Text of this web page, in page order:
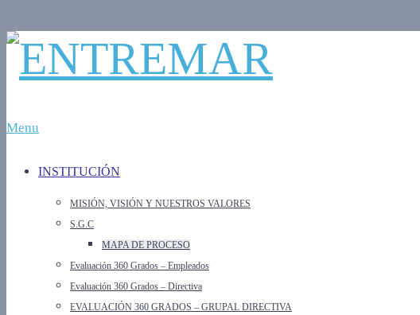
Menu
INSTITUCIÓN
MISIÓN, VISIÓN Y NUESTROS VALORES
S.G.C
MAPA DE PROCESO
Evaluación 360 Grados – Empleados
Evaluación 360 Grados – Directiva
EVALUACIÓN 360 GRADOS – GRUPAL DIRECTIVA